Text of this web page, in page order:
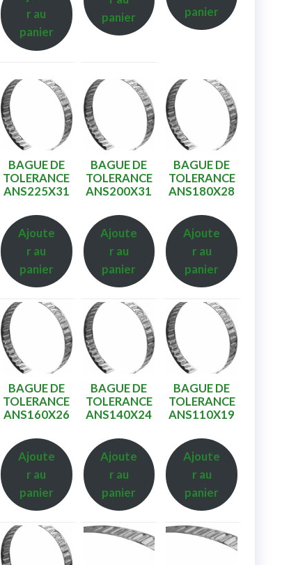
r au
panier
panier
panier
BAGUE DE
TOLERANCE
ANS225X31
Ajoute
r au
panier
BAGUE DE
TOLERANCE
ANS200X31
Ajoute
r au
panier
BAGUE DE
TOLERANCE
ANS180X28
Ajoute
r au
panier
BAGUE DE
TOLERANCE
ANS160X26
Ajoute
r au
panier
BAGUE DE
TOLERANCE
ANS140X24
Ajoute
r au
panier
BAGUE DE
TOLERANCE
ANS110X19
Ajoute
r au
panier